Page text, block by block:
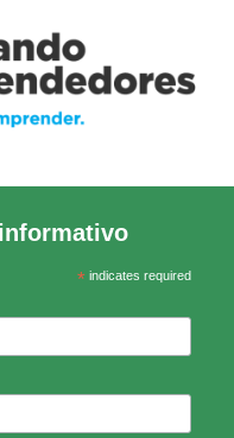
*indicates required